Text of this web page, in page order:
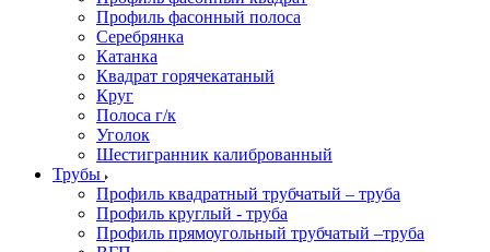
Профиль фасонный полоса
Серебрянка
Катанка
Квадрат горячекатаный
Круг
Полоса г/к
Уголок
Шестигранник калиброванный
Трубы
Профиль квадратный трубчатый – труба
Профиль круглый - труба
Профиль прямоугольный трубчатый –труба